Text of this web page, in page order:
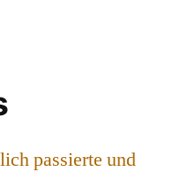
passierte und